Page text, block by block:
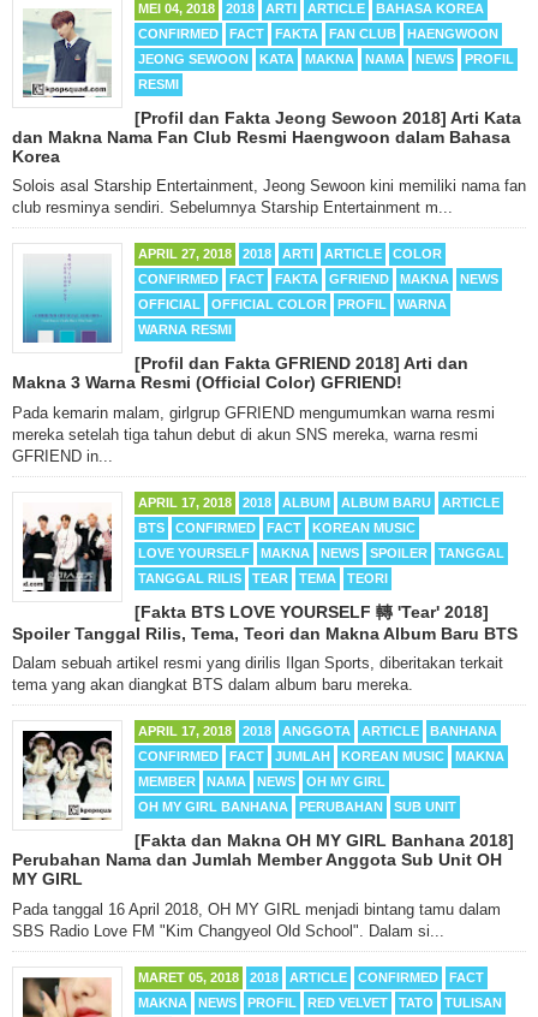
MEI 04, 2018 2018 ARTI ARTICLE
BAHASA KOREA
CONFIRMED
FACT FAKTA FAN CLUB
HAENGWOON
JEONG SEWOON
KATA MAKNA NAMA NEWS
PROFIL
RESMI
[Profil dan Fakta Jeong Sewoon 2018] Arti Kata
dan Makna Nama Fan Club Resmi Haengwoon dalam Bahasa
Korea
Solois asal Starship Entertainment, Jeong Sewoon kini memiliki nama fan
club resminya sendiri. Sebelumnya Starship Entertainment m...
APRIL 27, 2018 2018 ARTI ARTICLE
COLOR
CONFIRMED
FACT FAKTA GFRIEND MAKNA
NEWS
OFFICIAL
OFFICIAL COLOR PROFIL
WARNA
WARNA RESMI
[Profil dan Fakta GFRIEND 2018] Arti dan
Makna 3 Warna Resmi (Official Color) GFRIEND!
Pada kemarin malam, girlgrup GFRIEND mengumumkan warna resmi
mereka setelah tiga tahun debut di akun SNS mereka, warna resmi
GFRIEND in...
APRIL 17, 2018 2018 ALBUM ALBUM BARU
ARTICLE
BTS
CONFIRMED FACT
KOREAN MUSIC
LOVE YOURSELF
MAKNA NEWS SPOILER
TANGGAL
TANGGAL RILIS
TEAR TEMA TEORI
[Fakta BTS LOVE YOURSELF 轉 'Tear' 2018]
Spoiler Tanggal Rilis, Tema, Teori dan Makna Album Baru BTS
Dalam sebuah artikel resmi yang dirilis Ilgan Sports, diberitakan terkait
tema yang akan diangkat BTS dalam album baru mereka.
APRIL 17, 2018 2018 ANGGOTA ARTICLE
BANHANA
CONFIRMED
FACT JUMLAH KOREAN MUSIC
MAKNA
MEMBER
NAMA NEWS
OH MY GIRL
OH MY GIRL BANHANA
PERUBAHAN SUB UNIT
[Fakta dan Makna OH MY GIRL Banhana 2018]
Perubahan Nama dan Jumlah Member Anggota Sub Unit OH
MY GIRL
Pada tanggal 16 April 2018, OH MY GIRL menjadi bintang tamu dalam
SBS Radio Love FM "Kim Changyeol Old School". Dalam si...
MARET 05, 2018 2018 ARTICLE CONFIRMED
FACT
MAKNA
NEWS PROFIL RED VELVET TATO
TULISAN